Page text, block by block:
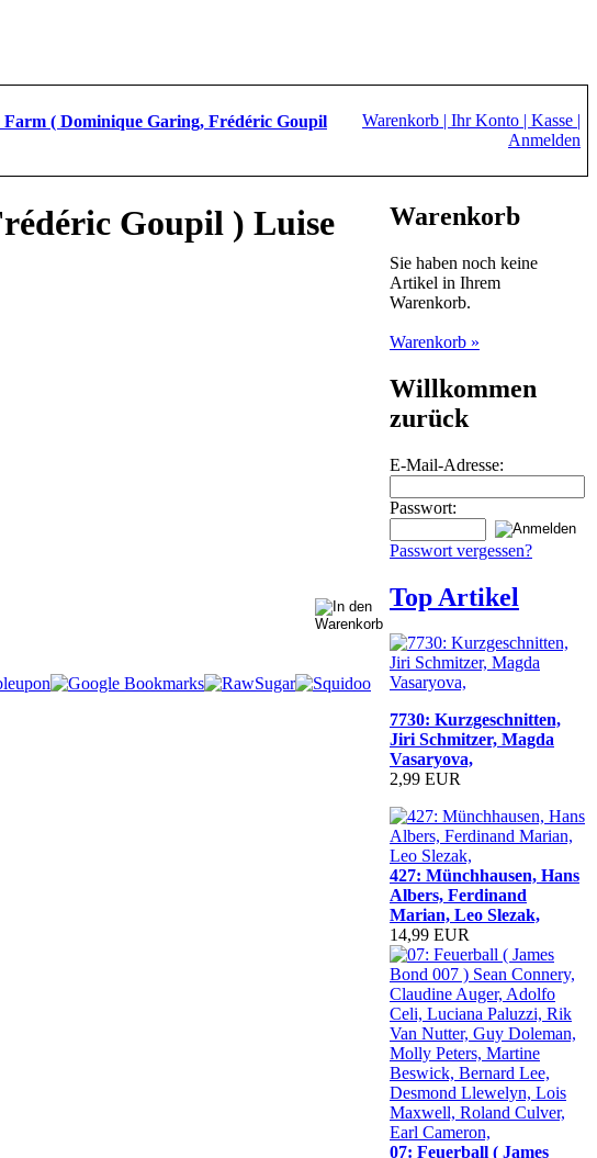
Farm ( Dominique Garing, Frédéric Goupil
Warenkorb | Ihr Konto | Kasse |
Anmelden
Goupil ) Luise
Warenkorb
Sie haben noch keine
Artikel in Ihrem
Warenkorb.
Warenkorb »
Willkommen
zurück
E-Mail-Adresse:
Passwort:
Passwort vergessen?
Top Artikel
7730: Kurzgeschnitten,
Jiri Schmitzer, Magda
Vasaryova,
2,99 EUR
427: Münchhausen, Hans
Albers, Ferdinand
Marian, Leo Slezak,
14,99 EUR
07: Feuerball ( James